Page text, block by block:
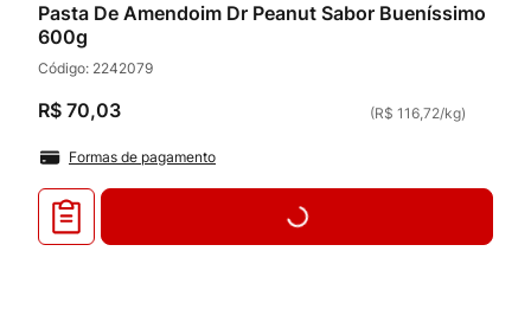
Pasta De Amendoim Dr Peanut Sabor Bueníssimo
600g
Código: 2242079
R$ 70,03 (R$ 116,72/kg)
Formas de pagamento